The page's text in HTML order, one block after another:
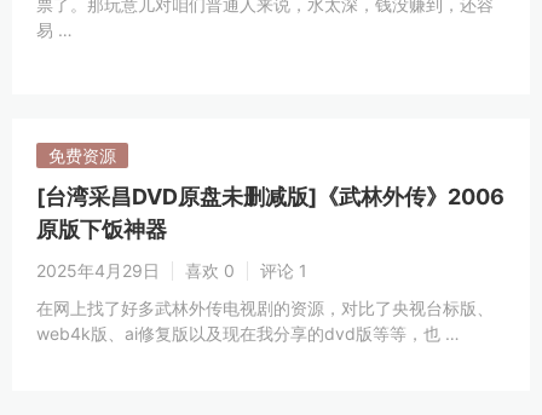
票了。那玩意儿对咱们普通人来说，水太深，钱没赚到，还容
易 …
免费资源
[台湾采昌DVD原盘未删减版]《武林外传》2006
原版下饭神器
2025年4月29日 喜欢 0
评论 1
在网上找了好多武林外传电视剧的资源，对比了央视台标版、
web4k版、ai修复版以及现在我分享的dvd版等等，也 …